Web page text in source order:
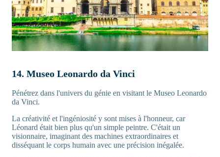
14. Museo Leonardo da Vinci
Pénétrez dans l'univers du génie en visitant le Museo Leonardo
da Vinci.
La créativité et l'ingéniosité y sont mises à l'honneur, car
Léonard était bien plus qu'un simple peintre. C'était un
visionnaire, imaginant des machines extraordinaires et
disséquant le corps humain avec une précision inégalée.